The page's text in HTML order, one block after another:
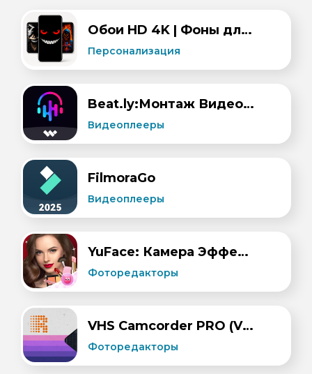
Обои HD 4K | Фоны для экрана (wallcraft)
Персонализация
Beat.ly:Монтаж Видео с Музыкой
Видеоплееры
​FilmoraGo
Видеоплееры
YuFace: Камера Эффект, Фейс Ап
Фоторедакторы
VHS Camcorder PRO (VHS Cam Retro 80s)
Фоторедакторы